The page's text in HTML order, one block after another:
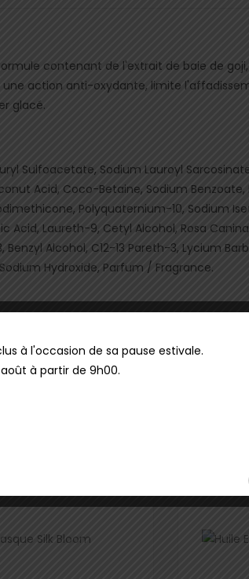
contenant de l'extrait de baie de goji,
action anti-oxydante, limite
glacé.
Sulfoacetate, Sodium Lauroyl
Acid, Coco-Betaine, Sodium
Polyquaternium-10, Sodium
Acid, Laureth-9, Cetyl Alcohol, Rosa
Alcohol, C12-13 Pareth-3, Lycium
Hydroxide, Parfum / Fragrance.
à l'occasion de sa pause estivale.
à partir de 9h00.